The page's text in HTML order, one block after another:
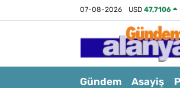
07-08-2026 USD47,7106
Gündem Asayiş